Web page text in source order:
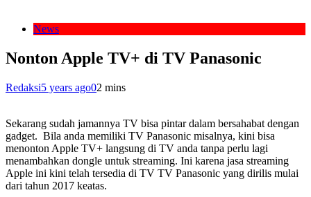
News
Nonton Apple TV+ di TV Panasonic
Redaksi5 years ago02 mins
Sekarang sudah jamannya TV bisa pintar dalam bersahabat dengan
gadget. Bila anda memiliki TV Panasonic misalnya, kini bisa
menonton Apple TV+ langsung di TV anda tanpa perlu lagi
menambahkan dongle untuk streaming. Ini karena jasa streaming
Apple ini kini telah tersedia di TV TV Panasonic yang dirilis mulai
dari tahun 2017 keatas.